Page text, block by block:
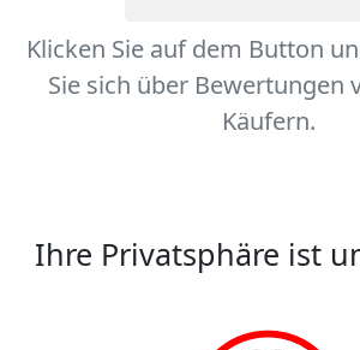
Klicken Sie auf dem Button
Sie sich über Bewertungen
Käufern.
Ihre Privatsphäre ist